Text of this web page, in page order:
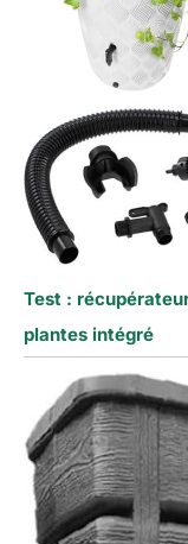
Test :
plantes intégré